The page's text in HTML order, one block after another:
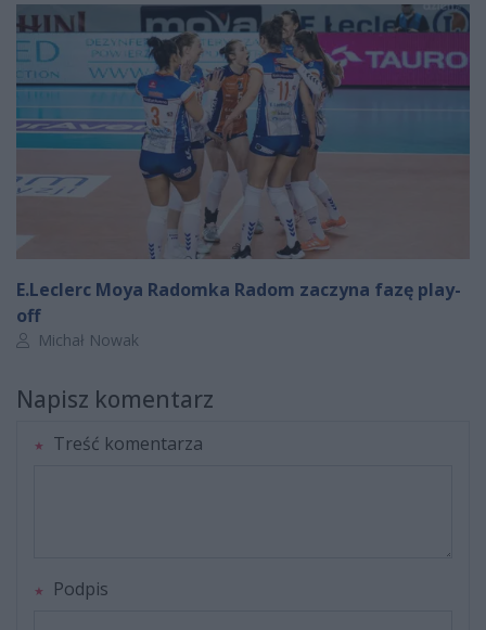
E.Leclerc Moya Radomka Radom zaczyna fazę play-
off
Autor artykułu:
Michał Nowak
Napisz komentarz
Treść komentarza
Podpis